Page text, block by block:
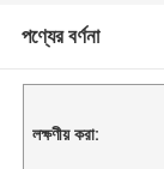
পণ্যের বর্ণনা
লক্ষণীয় করা: